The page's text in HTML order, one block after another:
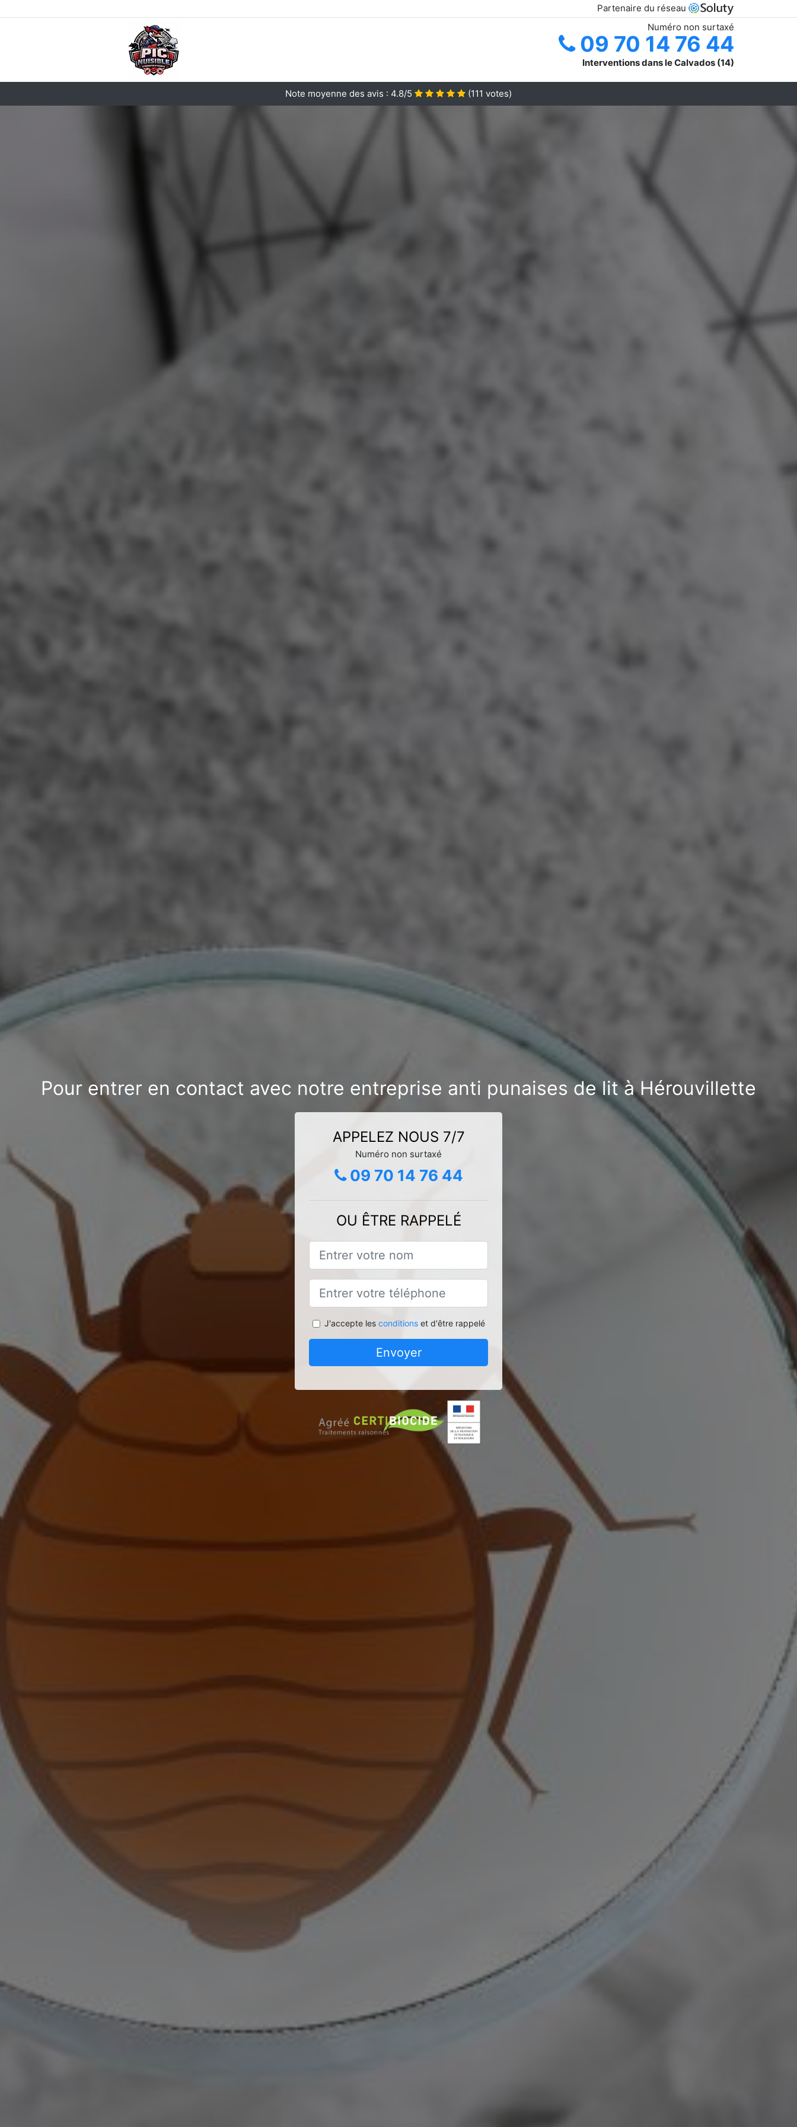
Partenaire du réseau
Numéro non surtaxé
09 70 14 76 44
Interventions dans le Calvados (14)
Note moyenne des avis : 4.8/5 (111 votes)
Pour entrer en contact avec notre entreprise anti punaises de lit à Hérouvillette
APPELEZ NOUS 7/7
Numéro non surtaxé
09 70 14 76 44
OU ÊTRE RAPPELÉ
J'accepte les conditionset d'être rappelé
Envoyer